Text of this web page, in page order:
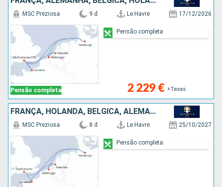
Pensão completa
MSC Preziosa 9 d Le Havre 17/12/2026
2 229 € +Taxas
Pensão completa
FRANÇA, HOLANDA, BÉLGICA, ALEMANHA, REINO UNIDO
MSC Preziosa 8 d Le Havre 25/10/2027
Pensão completa